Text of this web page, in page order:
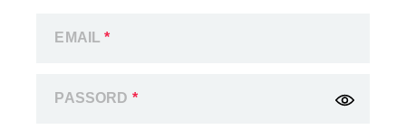
EMAIL*
PASSORD *